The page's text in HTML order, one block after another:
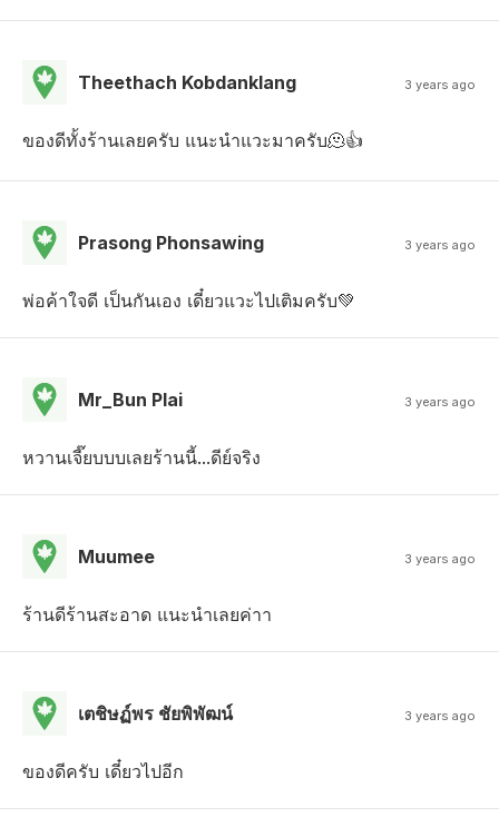
Theethach Kobdanklang 3 years ago
ของดีทั้งร้านเลยครับ แนะนำแวะมาครับ🫠👍
Prasong Phonsawing 3 years ago
พ่อค้าใจดี เป็นกันเอง เดี๋ยวแวะไปเติมครับ💚
Mr_Bun Plai 3 years ago
หวานเจี๊ยบบบเลยร้านนี้...ดีย์จริง
Muumee 3 years ago
ร้านดีร้านสะอาด แนะนำเลยค่าา
เตชิษฏ์พร ชัยพิพัฒน์ 3 years ago
ของดีครับ เดี๋ยวไปอีก